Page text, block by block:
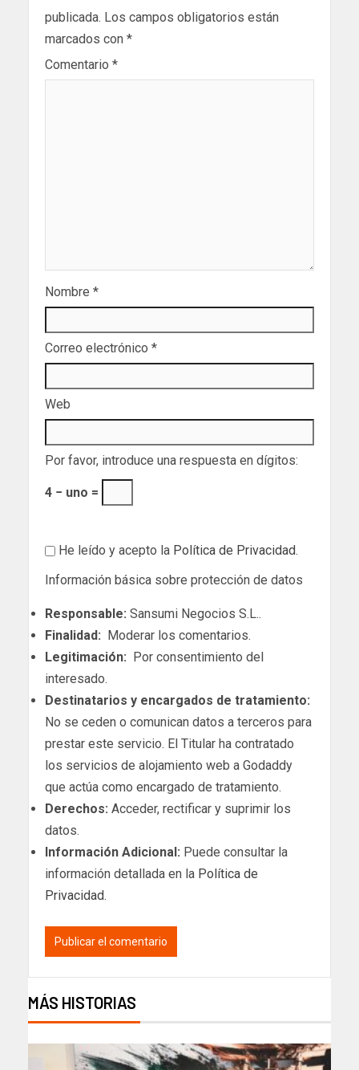
publicada. Los campos obligatorios están
marcados con *
Comentario *
Nombre *
Correo electrónico *
Web
Por favor, introduce una respuesta en dígitos:
4 − uno =
He leído y acepto la Política de Privacidad.
Información básica sobre protección de datos
Responsable: Sansumi Negocios S.L..
Finalidad: Moderar los comentarios.
Legitimación: Por consentimiento del
interesado.
Destinatarios y encargados de tratamiento:
No se ceden o comunican datos a terceros para
prestar este servicio. El Titular ha contratado
los servicios de alojamiento web a Godaddy
que actúa como encargado de tratamiento.
Derechos: Acceder, rectificar y suprimir los
datos.
Información Adicional: Puede consultar la
información detallada en la Política de
Privacidad.
MÁS HISTORIAS